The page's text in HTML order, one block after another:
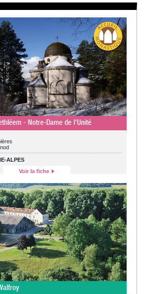
- Notre-Dame de l'Unité
ALPES
Voir la fiche